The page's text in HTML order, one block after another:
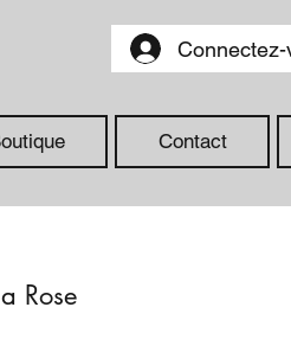
Contact
Rose